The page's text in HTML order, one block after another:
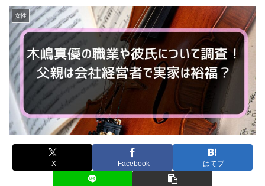
女性
X Facebook はてブ